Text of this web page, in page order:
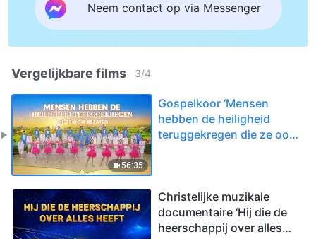
Neem contact op via Messenger
Vergelijkbare films 3/4
56:35
Gospelkoor ‘Mensen
hebben de heiligheid
teruggekregen die ze ooit
Christelijke muzikale
documentaire ‘Hij die de
heerschappij over alles